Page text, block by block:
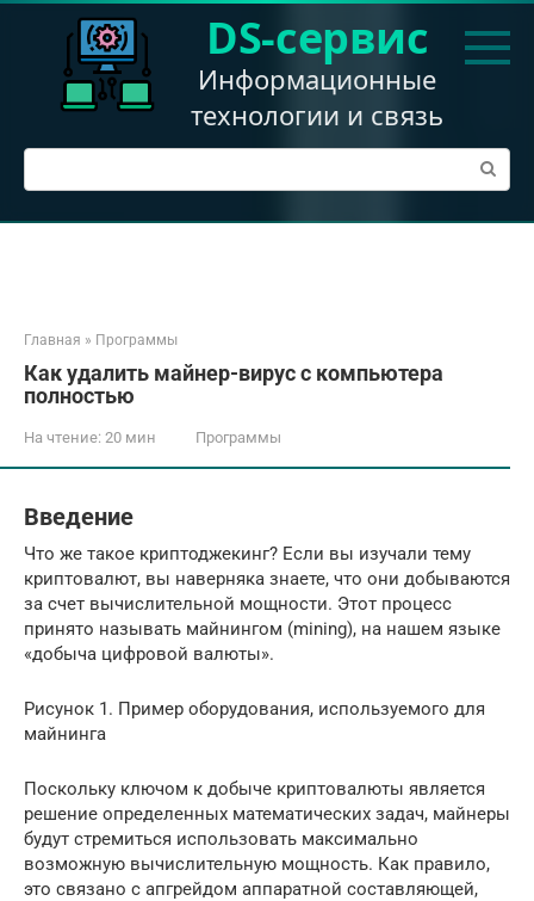
Перейти
DS-сервис
Информационные
технологии и связь
Поиск:
Главная » Программы
Как удалить майнер-вирус с компьютера
полностью
На чтение: 20 мин Программы
Введение
Что же такое криптоджекинг? Если вы изучали тему
криптовалют, вы наверняка знаете, что они добываются
за счет вычислительной мощности. Этот процесс
принято называть майнингом (mining), на нашем языке
«добыча цифровой валюты».
Рисунок 1. Пример оборудования, используемого для
майнинга
Поскольку ключом к добыче криптовалюты является
решение определенных математических задач, майнеры
будут стремиться использовать максимально
возможную вычислительную мощность. Как правило,
это связано с апгрейдом аппаратной составляющей,